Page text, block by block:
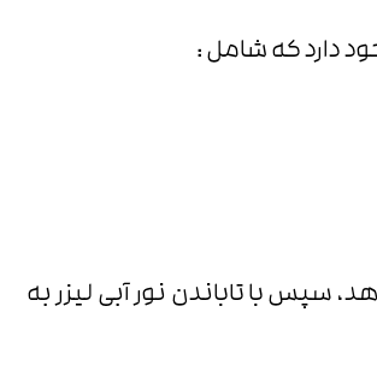
دارد که شامل :
سپس با تاباندن نور آبی لیزر به